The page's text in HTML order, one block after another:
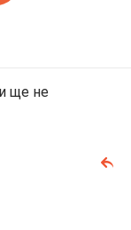
ще не